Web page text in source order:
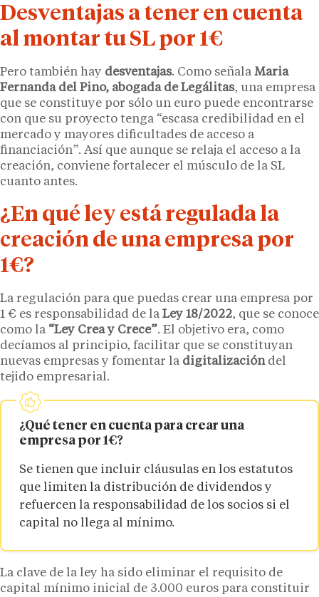
Desventajas a tener en cuenta
al montar tu SL por 1€
Pero también hay desventajas. Como señala Maria
Fernanda del Pino, abogada de Legálitas, una empresa
que se constituye por sólo un euro puede encontrarse
con que su proyecto tenga “escasa credibilidad en el
mercado y mayores dificultades de acceso a
financiación”. Así que aunque se relaja el acceso a la
creación, conviene fortalecer el músculo de la SL
cuanto antes.
¿En qué ley está regulada la
creación de una empresa por
1€?
La regulación para que puedas crear una empresa por
1 € es responsabilidad de la Ley 18/2022, que se conoce
como la “Ley Crea y Crece”. El objetivo era, como
decíamos al principio, facilitar que se constituyan
nuevas empresas y fomentar la digitalizacióndel
tejido empresarial.
¿Qué tener en cuenta para crear una
empresa por 1€?
Se tienen que incluir cláusulas en los estatutos
que limiten la distribución de dividendos y
refuercen la responsabilidad de los socios si el
capital no llega al mínimo.
La clave de la ley ha sido eliminar el requisito de
capital mínimo inicial de 3.000 euros para constituir